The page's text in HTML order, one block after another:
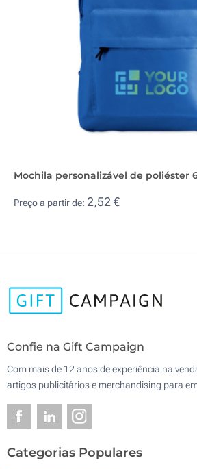
Mochila personalizável de poliéster
Preço a partir de: 2,52 €
Confie na Gift Campaign
Com mais de 12 anos de experiência na
artigos publicitários e merchandising para
Categorias Populares